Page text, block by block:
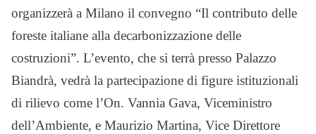
organizzerà a Milano il convegno “Il contributo delle
foreste italiane alla decarbonizzazione delle
costruzioni”. L’evento, che si terrà presso Palazzo
Biandrà, vedrà la partecipazione di figure istituzionali
di rilievo come l’On. Vannia Gava, Viceministro
dell’Ambiente, e Maurizio Martina, Vice Direttore